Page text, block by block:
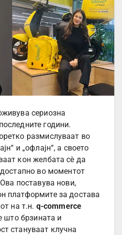
сериозна
години.
размислуваат во
и „офлајн“, а своето
кон желбата сè да
во моментот
поставува нови,
платформите за достава
на т.н. q-commerce
што брзината и
стануваат клучна